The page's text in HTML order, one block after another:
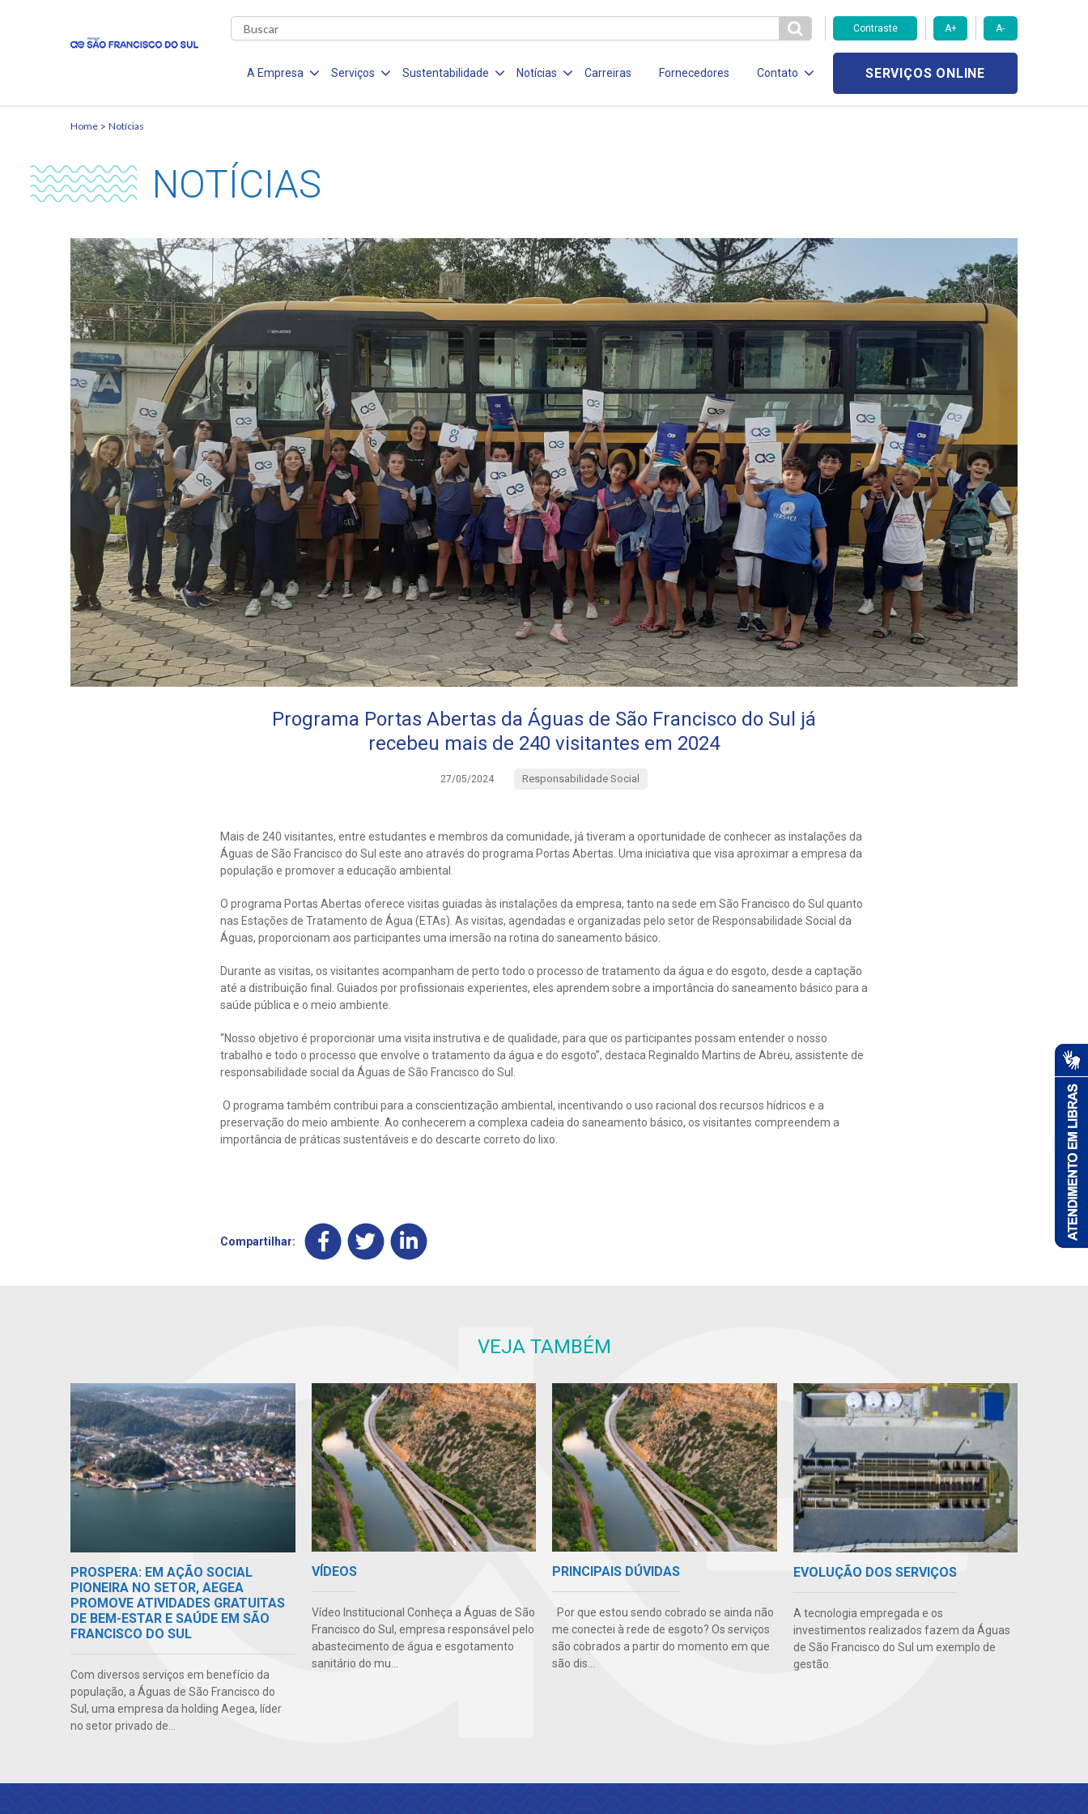
Contraste A+ A-
A Empresa Serviços Sustentabilidade Notícias Carreiras Fornecedores Contato SERVIÇOS ONLINE
Home Notícias
NOTÍCIAS
Programa Portas Abertas da Águas de São Francisco do Sul já
recebeu mais de 240 visitantes em 2024
27/05/2024 Responsabilidade Social
Mais de 240 visitantes, entre estudantes e membros da comunidade, já tiveram a oportunidade de conhecer as instalações da
Águas de São Francisco do Sul este ano através do programa Portas Abertas. Uma iniciativa que visa aproximar a empresa da
população e promover a educação ambiental.
O programa Portas Abertas oferece visitas guiadas às instalações da empresa, tanto na sede em São Francisco do Sul quanto
nas Estações de Tratamento de Água (ETAs). As visitas, agendadas e organizadas pelo setor de Responsabilidade Social da
Águas, proporcionam aos participantes uma imersão na rotina do saneamento básico.
Durante as visitas, os visitantes acompanham de perto todo o processo de tratamento da água e do esgoto, desde a captação
até a distribuição final. Guiados por profissionais experientes, eles aprendem sobre a importância do saneamento básico para a
saúde pública e o meio ambiente.
“Nosso objetivo é proporcionar uma visita instrutiva e de qualidade, para que os participantes possam entender o nosso
trabalho e todo o processo que envolve o tratamento da água e do esgoto”, destaca Reginaldo Martins de Abreu, assistente de
responsabilidade social da Águas de São Francisco do Sul.
O programa também contribui para a conscientização ambiental, incentivando o uso racional dos recursos hídricos e a
preservação do meio ambiente. Ao conhecerem a complexa cadeia do saneamento básico, os visitantes compreendem a
importância de práticas sustentáveis e do descarte correto do lixo.
Compartilhar:
VEJA TAMBÉM
PROSPERA: EM AÇÃO SOCIAL
PIONEIRA NO SETOR, AEGEA
PROMOVE ATIVIDADES GRATUITAS
DE BEM-ESTAR E SAÚDE EM SÃO
FRANCISCO DO SUL
Com diversos serviços em benefício da
população, a Águas de São Francisco do
Sul, uma empresa da holding Aegea, líder
no setor privado de...
VÍDEOS
Vídeo Institucional Conheça a Águas de São
Francisco do Sul, empresa responsável pelo
abastecimento de água e esgotamento
sanitário do mu...
PRINCIPAIS DÚVIDAS
Por que estou sendo cobrado se ainda não
me conectei à rede de esgoto? Os serviços
são cobrados a partir do momento em que
são dis...
EVOLUÇÃO DOS SERVIÇOS
A tecnologia empregada e os
investimentos realizados fazem da Águas
de São Francisco do Sul um exemplo de
gestão.